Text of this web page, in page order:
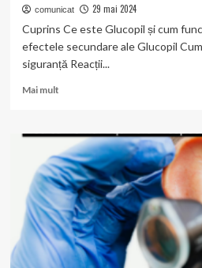
comunicat 29 mai 2024
Cuprins Ce este Glucopil și cum
efectele secundare ale Glucopil
siguranță Reacții...
Mai multRead
Tratamentul
diabetului
zaharat
cu
Glucopil.